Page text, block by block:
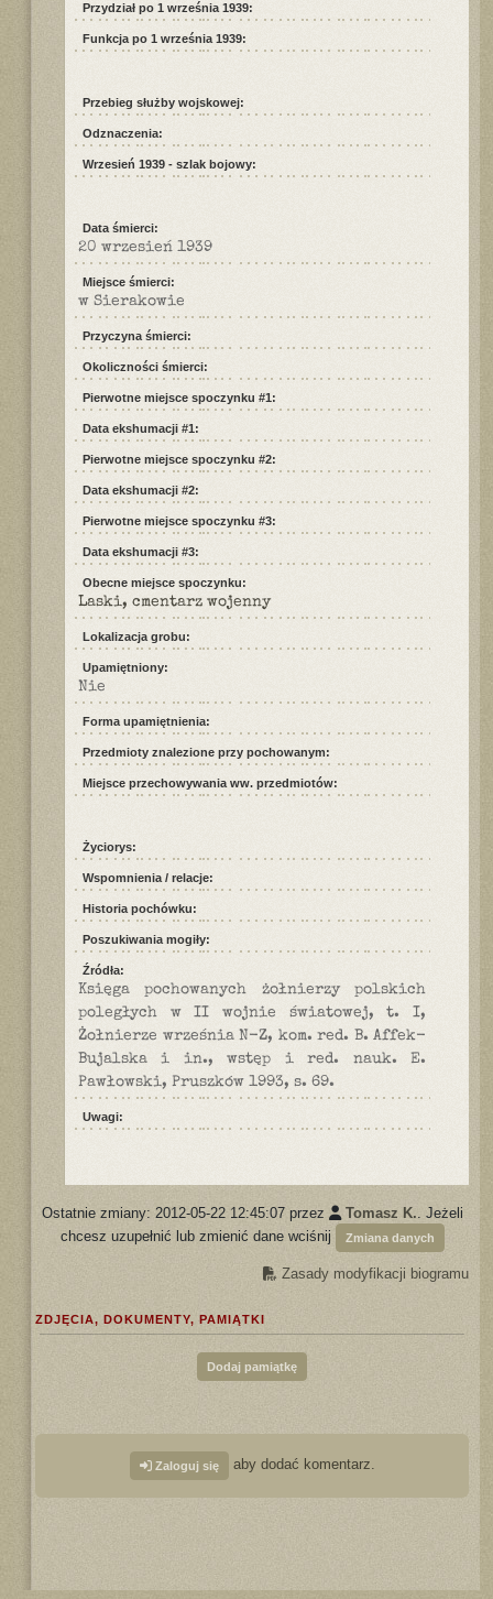
Przydział po 1 września 1939:
Funkcja po 1 września 1939:
Przebieg służby wojskowej:
Odznaczenia:
Wrzesień 1939 - szlak bojowy:
Data śmierci:
20 wrzesień 1939
Miejsce śmierci:
w Sierakowie
Przyczyna śmierci:
Okoliczności śmierci:
Pierwotne miejsce spoczynku #1:
Data ekshumacji #1:
Pierwotne miejsce spoczynku #2:
Data ekshumacji #2:
Pierwotne miejsce spoczynku #3:
Data ekshumacji #3:
Obecne miejsce spoczynku:
Laski, cmentarz wojenny
Lokalizacja grobu:
Upamiętniony:
Nie
Forma upamiętnienia:
Przedmioty znalezione przy pochowanym:
Miejsce przechowywania ww. przedmiotów:
Życiorys:
Wspomnienia / relacje:
Historia pochówku:
Poszukiwania mogiły:
Źródła:
Księga pochowanych żołnierzy polskich
poległych w II wojnie światowej, t. I,
Żołnierze września N-Z, kom. red. B. Affek-
Bujalska i in., wstęp i red. nauk. E.
Pawłowski, Pruszków 1993, s. 69.
Uwagi:
Ostatnie zmiany: 2012-05-22 12:45:07 przez Tomasz K.. Jeżeli
chcesz uzupełnić lub zmienić dane wciśnij
Zmiana danych
Zasady modyfikacji biogramu
ZDJĘCIA, DOKUMENTY, PAMIĄTKI
Dodaj pamiątkę
Zaloguj się aby dodać komentarz.